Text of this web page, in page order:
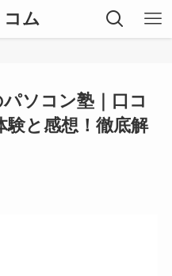
ム
パソコン塾｜口コ
験と感想！徹底解